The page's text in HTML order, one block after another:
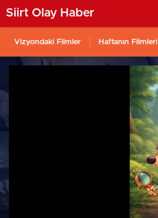
Siirt Olay Haber
Vizyondaki Filmler Haftanın Filmleri